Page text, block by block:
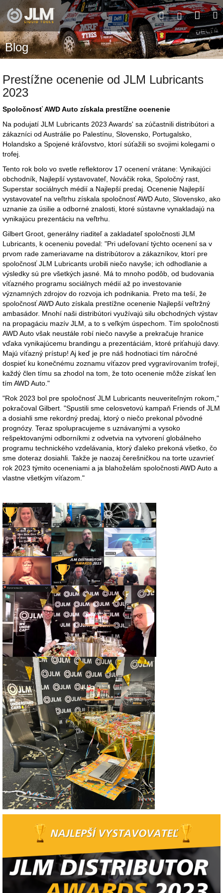
Prejsť
na
obsah
Hľadať
Blog
Prestížne ocenenie od JLM Lubricants
2023
Spoločnosť AWD Auto získala prestížne ocenenie
Na podujatí JLM Lubricants 2023 Awards' sa zúčastnili distribútori a
zákazníci od Austrálie po Palestínu, Slovensko, Portugalsko,
Holandsko a Spojené kráľovstvo, ktorí súťažili so svojimi kolegami o
trofej.
Tento rok bolo vo svetle reflektorov 17 ocenení vrátane: Vynikajúci
obchodník, Najlepší vystavovateľ, Nováčik roka, Spoločný rast,
Superstar sociálnych médií a Najlepší predaj. Ocenenie Najlepší
vystavovateľ na veľtrhu získala spoločnosť AWD Auto, Slovensko, ako
uznanie za úsilie a odborné znalosti, ktoré sústavne vynakladajú na
vynikajúcu prezentáciu na veľtrhu.
Gilbert Groot, generálny riaditeľ a zakladateľ spoločnosti JLM
Lubricants, k oceneniu povedal: "Pri udeľovaní týchto ocenení sa v
prvom rade zameriavame na distribútorov a zákazníkov, ktorí pre
spoločnosť JLM Lubricants urobili niečo navyše; ich odhodlanie a
výsledky sú pre všetkých jasné. Má to mnoho podôb, od budovania
víťazného programu sociálnych médií až po investovanie
významných zdrojov do rozvoja ich podnikania. Preto ma teší, že
spoločnosť AWD Auto získala prestížne ocenenie Najlepší veľtržný
ambasádor. Mnohí naši distribútori využívajú silu obchodných výstav
na propagáciu mazív JLM, a to s veľkým úspechom. Tím spoločnosti
AWD Auto však neustále robí niečo navyše a prekračuje hranice
vďaka vynikajúcemu brandingu a prezentáciám, ktoré priťahujú davy.
Majú víťazný prístup! Aj keď je pre náš hodnotiaci tím náročné
dospieť ku konečnému zoznamu víťazov pred vygravírovaním trofejí,
každý člen tímu sa zhodol na tom, že toto ocenenie môže získať len
tím AWD Auto."
"Rok 2023 bol pre spoločnosť JLM Lubricants neuveriteľným rokom,"
pokračoval Gilbert. "Spustili sme celosvetovú kampaň Friends of JLM
a dosiahli sme rekordný predaj, ktorý o niečo prekonal pôvodné
prognózy. Teraz spolupracujeme s uznávanými a vysoko
rešpektovanými odborníkmi z odvetvia na vytvorení globálneho
programu technického vzdelávania, ktorý ďaleko prekoná všetko, čo
sme doteraz dosiahli. Takže je naozaj čerešničkou na torte uzavrieť
rok 2023 týmito oceneniami a ja blahoželám spoločnosti AWD Auto a
vlastne všetkým víťazom."